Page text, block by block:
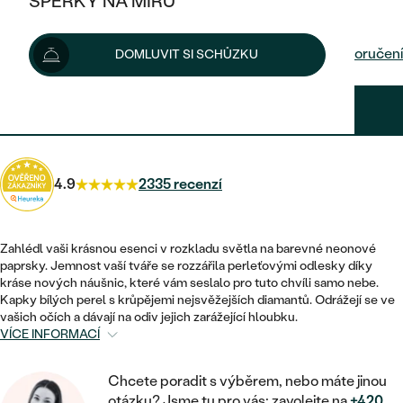
KOMBINOVANÉ ZLATO
DLE STYLU
ETERNITY
VINTAGE
NETRADIČNÍ
POSTRANNÍ KAMENY
HALO
VINTAGE
SNUBNÍ A ZÁSNUBNÍ SETY
NETRADIČNÍ
SESTAV SI SVŮJ PRSTEN
ZAČÍT S PRSTENEM
ZAČÍT S DIAMANTEM
VÝPRODEJ
KDYŽ ŠPERKY POMÁHAJÍ
DLE TYPU
NÁUŠNICE
PRSTENY
PŘÍVĚSKY
NÁRAMKY
SETY
PÁNSKÉ ŠPERKY
PLATINOVÉ
PECKOVÉ
KRUHOVÉ
MINIMALISTICKÉ
VISACÍ
SOLITÉR
VE TVARU SRDCE
ZLATÉ
STŘÍBRNÉ
DLE STYLU
SOLITÉR
NAROZENÍ DÍTĚTE
PERSONALIZOVANÉ
SE ZNAMENÍM ZVĚROKRUHU
MINIMALISTICKÉ
ŠPERKY SKLADEM
VÝPRODEJ
DLE MATERIÁLU
ZLATÉ
PLATINOVÉ
DLE STYLU
DOMLUVIT SI SCHŮZKU
21 590 Kč
Možnosti doručení
4.9 2335 recenzí
Zahlédl vaši krásnou esenci v rozkladu světla na barevné neonové
paprsky. Jemnost vaší tváře se rozzářila perleťovými odlesky díky
kráse nových náušnic, které vám seslalo pro tuto chvíli samo nebe.
Kapky bílých perel s krůpějemi nejsvěžejších diamantů. Odrážejí se ve
vašich očích a dávají na odiv jejich zarážející hloubku.
VÍCE INFORMACÍ
Chcete poradit s výběrem, nebo máte jinou